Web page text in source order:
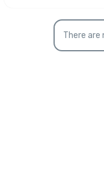
There are